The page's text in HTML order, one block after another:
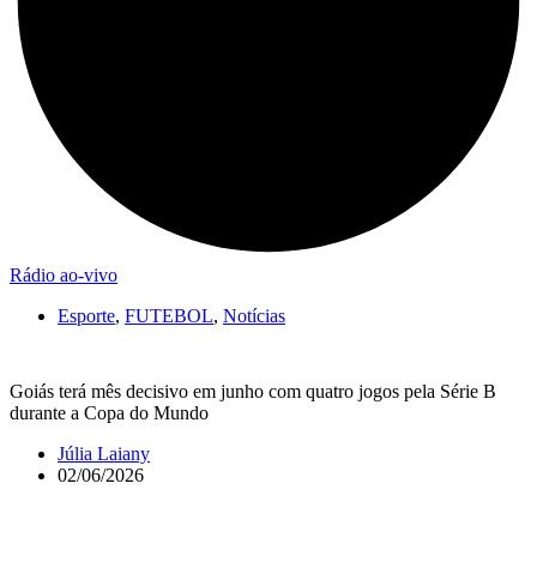
Rádio ao-vivo
Esporte, FUTEBOL, Notícias
Goiás terá mês decisivo em junho com quatro jogos pela Série B
durante a Copa do Mundo
Júlia Laiany
02/06/2026